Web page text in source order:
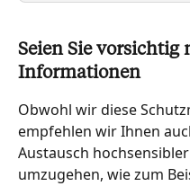
Seien Sie vorsichtig
Informationen
Obwohl wir diese
empfehlen wir Ihnen
Austausch
umzugehen, wie zum